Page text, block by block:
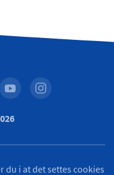
du i at det settes cookies